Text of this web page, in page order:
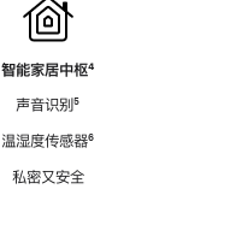
智能家居中枢脚
⁴
声音识别脚
⁵
温湿度传感器脚
⁶
私密又安全